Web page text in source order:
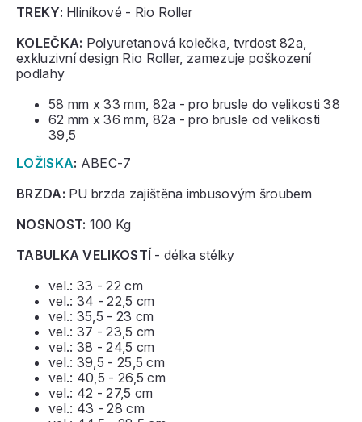
TREKY: Hliníkové - Rio Roller
KOLEČKA: Polyuretanová kolečka, tvrdost 82a,
exkluzivní design Rio Roller, zamezuje poškození
podlahy
58 mm x 33 mm, 82a - pro brusle do velikosti 38
62 mm x 36 mm, 82a - pro brusle od velikosti
39,5
LOŽISKA: ABEC-7
BRZDA: PU brzda zajištěna imbusovým šroubem
NOSNOST: 100 Kg
TABULKA VELIKOSTÍ - délka stélky
vel.: 33 - 22 cm
vel.: 34 - 22,5 cm
vel.: 35,5 - 23 cm
vel.: 37 - 23,5 cm
vel.: 38 - 24,5 cm
vel.: 39,5 - 25,5 cm
vel.: 40,5 - 26,5 cm
vel.: 42 - 27,5 cm
vel.: 43 - 28 cm